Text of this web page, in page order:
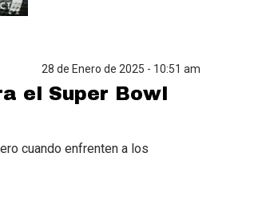
28 de Enero de 2025 - 10:51 am
el Super Bowl
cuando enfrenten a los